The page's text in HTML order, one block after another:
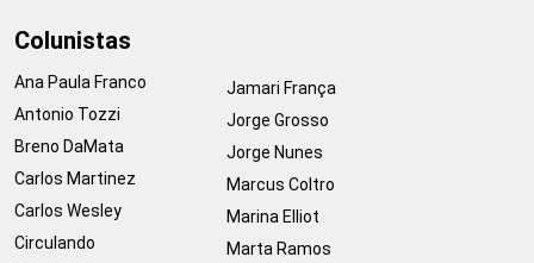
Colunistas
Ana Paula Franco
Antonio Tozzi
Breno DaMata
Carlos Martinez
Carlos Wesley
Circulando
Jamari França
Jorge Grosso
Jorge Nunes
Marcus Coltro
Marina Elliot
Marta Ramos